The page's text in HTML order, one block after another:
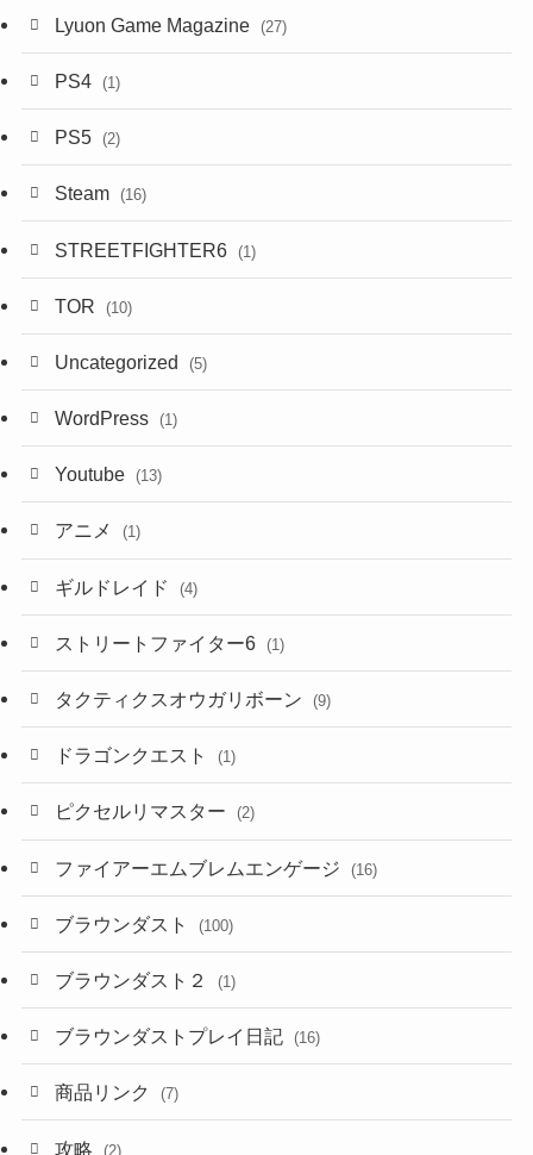
Lyuon Game Magazine (27)
PS4 (1)
PS5 (2)
Steam (16)
STREETFIGHTER6 (1)
TOR (10)
Uncategorized (5)
WordPress (1)
Youtube (13)
アニメ (1)
ギルドレイド (4)
ストリートファイター6 (1)
タクティクスオウガリボーン (9)
ドラゴンクエスト (1)
ピクセルリマスター (2)
ファイアーエムブレムエンゲージ (16)
ブラウンダスト (100)
ブラウンダスト２ (1)
ブラウンダストプレイ日記 (16)
商品リンク (7)
攻略 (2)